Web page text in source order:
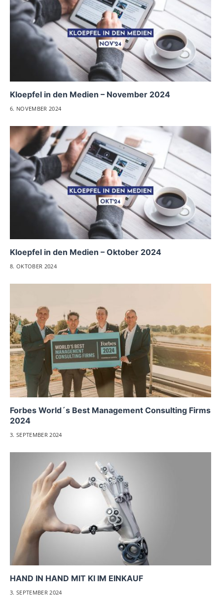
Kloepfel in den Medien – November 2024
6. NOVEMBER 2024
Kloepfel in den Medien – Oktober 2024
8. OKTOBER 2024
Forbes World´s Best Management Consulting Firms
2024
3. SEPTEMBER 2024
HAND IN HAND MIT KI IM EINKAUF
3. SEPTEMBER 2024